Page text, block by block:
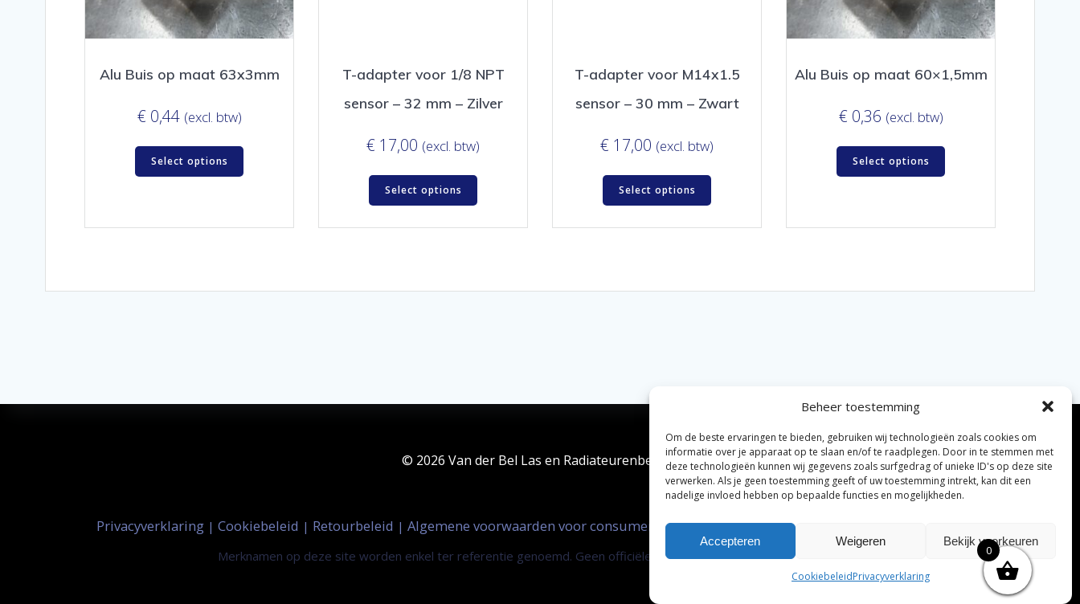
Beheer toestemming
Om de beste ervaringen te bieden, gebruiken wij technologieën zoals cookies om
informatie over je apparaat op te slaan en/of te raadplegen. Door in te stemmen met
deze technologieën kunnen wij gegevens zoals surfgedrag of unieke ID's op deze site
verwerken. Als je geen toestemming geeft of uw toestemming intrekt, kan dit een
nadelige invloed hebben op bepaalde functies en mogelijkheden.
Accepteren Weigeren Bekijk voorkeuren
CookiebeleidPrivacyverklaring
Alu Buis op maat 63x3mm
€ 0,44 (excl. btw)
Select options
T-adapter voor 1/8 NPT
sensor – 32 mm – Zilver
€ 17,00 (excl. btw)
Select options
T-adapter voor M14x1.5
sensor – 30 mm – Zwart
€ 17,00 (excl. btw)
Select options
Alu Buis op maat 60×1,5mm
€ 0,36 (excl. btw)
Select options
© 2026 Van der Bel Las en Radiateurenbedrijf.
Privacyverklaring | Cookiebeleid | Retourbeleid | Algemene voorwaarden voor consumenten| Zakelijke algemene voorwaarden
Merknamen op deze site worden enkel ter referentie genoemd. Geen officiële samenwerking tenzij anders vermeld. 0